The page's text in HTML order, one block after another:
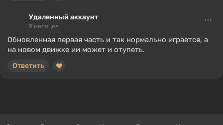
Удаленный аккаунт
9 месяцев
Обновленная первая часть и так нормально играется, а
на новом движке ии может и отупеть.
Ответить